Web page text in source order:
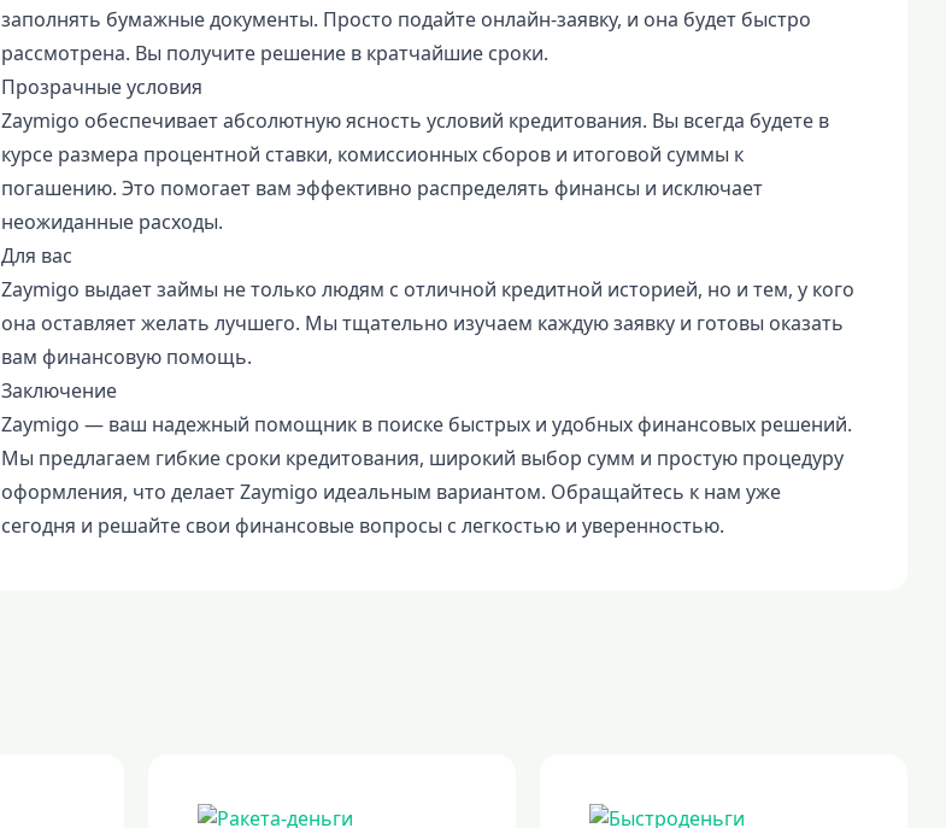
заполнять бумажные документы. Просто подайте онлайн-заявку, и она будет быстро
рассмотрена. Вы получите решение в кратчайшие сроки.
Прозрачные условия
Zaymigo обеспечивает абсолютную ясность условий кредитования. Вы всегда будете в
курсе размера процентной ставки, комиссионных сборов и итоговой суммы к
погашению. Это помогает вам эффективно распределять финансы и исключает
неожиданные расходы.
Для вас
Zaymigo выдает займы не только людям с отличной кредитной историей, но и тем, у кого
она оставляет желать лучшего. Мы тщательно изучаем каждую заявку и готовы оказать
вам финансовую помощь.
Заключение
Zaymigo — ваш надежный помощник в поиске быстрых и удобных финансовых решений.
Мы предлагаем гибкие сроки кредитования, широкий выбор сумм и простую процедуру
оформления, что делает Zaymigo идеальным вариантом. Обращайтесь к нам уже
сегодня и решайте свои финансовые вопросы с легкостью и уверенностью.